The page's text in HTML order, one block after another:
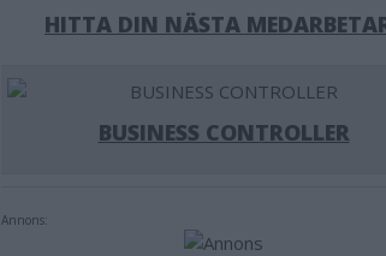
HITTA DIN NÄSTA
BUSINESS CONTROLLER
Annons: